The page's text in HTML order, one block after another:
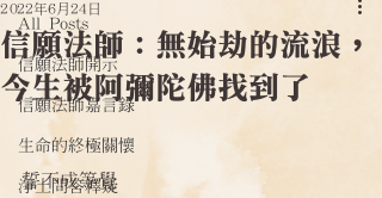
All Posts
信願法師開示
信願法師嘉言錄
生命的終極關懷
淨土問答釋疑
信願法師：無始劫的流浪，
今生被阿彌陀佛找到了
2022年6月24日
誓不成等覺